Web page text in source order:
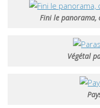
Fini le panorama,
Végétal